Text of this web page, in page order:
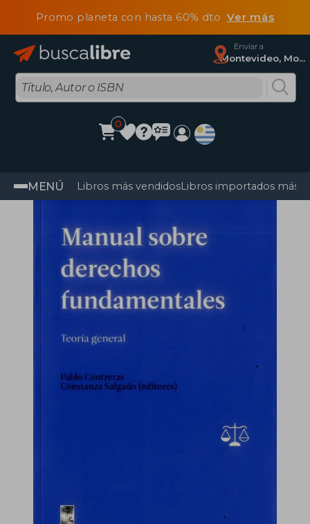
Promo planeta con hasta 60% dtoVer más
Enviar a
Montevideo, Montevideo
0
MENÚ Libros más vendidosLibros importados más